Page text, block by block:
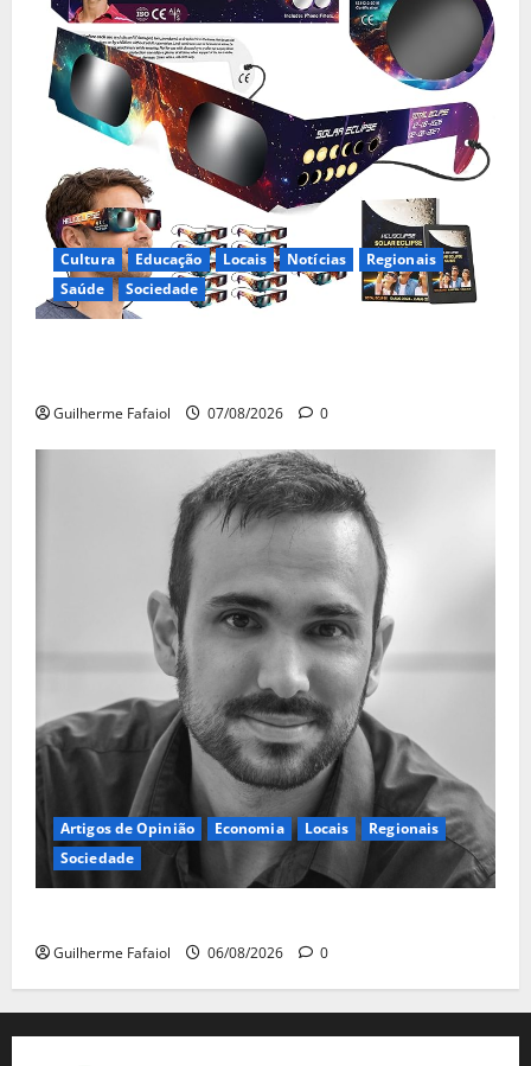
Cultura Educação Locais Notícias
Regionais
Saúde
Sociedade
Guilherme Fafaiol 07/08/2026 0
Artigos de Opinião Economia Locais
Regionais
Sociedade
Guilherme Fafaiol 06/08/2026 0